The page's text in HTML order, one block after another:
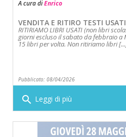
A cura diEnrico
VENDITA E RITIRO TESTI USATI
RITIRIAMO LIBRI USATI (non libri
giorni escluso il sabato da febbraio a
15 libri per volta. Non ritiriamo libri
Pubblicato: 08/04/2026
search Leggi di più